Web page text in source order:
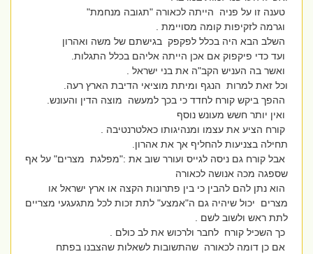
טענה זו על פניה הייתה לכאורה "תגובה מנחמת"
וגרמה לזקיפות קומה מסויימת .
השלב הבא היה בכלל לפקפק בגישתם של משה ואהרון
ועד כדי פיקפוק אם אכן הייתה אליהם בכלל התגלות.
ואשר בה העניש הקב"ה את בני ישראל .
וכל זאת למרות הנגף ומיתת מוציאי הדיבת הארץ רעה.
ההפך ביקש קורח לחדד כי בכך למעשה מוצה הדין והעונש.
ואין יותר חשש מעונש נוסף
קורח הציע את עצמו ומנהיגותו כאלטרנטיבה .
תחילה בצניעות להחליף אך את אהרון.
אבל קורח גם ניסה לגייס ועורר שוב את :"מפלגת מצרים" על אף
שספגה מכה אנושה לכאורה
הוא נתן להם להבין כי בין פתרונות הקצה או ארץ ישראל או
מצרים יכול שיהיה גם ה"אמצע" לתת זכות לכל מתגעגעי מצריים
לתת ראש ולשוב לשם .
כך השכיל קורח לחבר ולרכוש את לב כולם .
אם כן דומה לכאורה שהתשובות לשאלות שהצבנו בפתח